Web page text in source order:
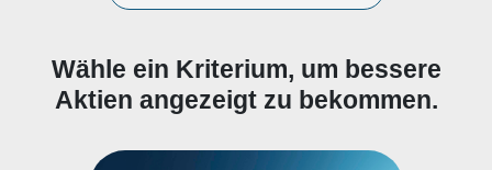
Wähle ein Kriterium, um bessere
Aktien angezeigt zu bekommen.